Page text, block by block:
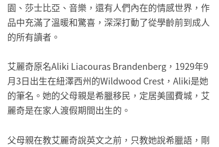
園、莎士比亞、音樂，還有人們內在的情感世界，作
品中充滿了溫暖和驚喜，深深打動了從學齡前到成人
的所有讀者。
艾麗奇原名Aliki Liacouras Brandenberg，1929年9
月3日出生在紐澤西州的Wildwood Crest，Aliki是她
的筆名。她的父母親是希臘移民，定居美國費城，艾
麗奇是在家人渡假期間出生的。
父母親在教艾麗奇說英文之前，只教她說希臘語，剛